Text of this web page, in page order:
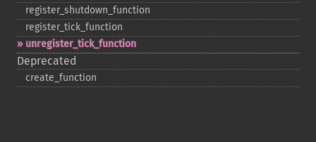
register_​shutdown_​function
register_​tick_​function
unregister_​tick_​function
Deprecated
create_​function